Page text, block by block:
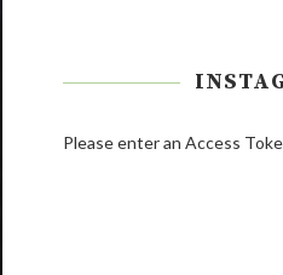
Please enter an Access